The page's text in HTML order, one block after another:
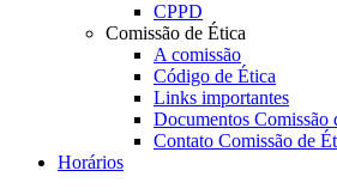
CPPD
Comissão de Ética
A comissão
Código de Ética
Links importantes
Documentos Comissão
Contato Comissão de
Horários